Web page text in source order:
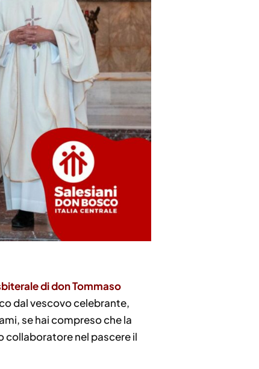
di don Tommaso
dal vescovo celebrante,
se hai compreso che la
collaboratore nel pascere il